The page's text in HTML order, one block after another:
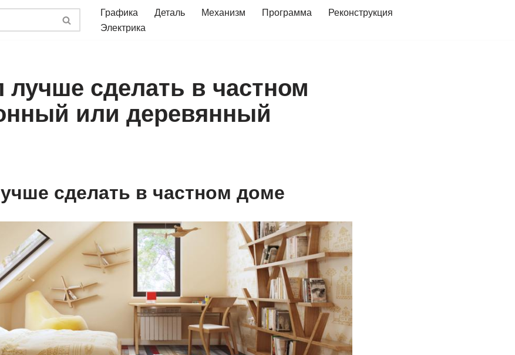
Графика Деталь Механизм Программа
Реконструкция
Электрика
лучше сделать в частном
или деревянный
сделать в частном доме